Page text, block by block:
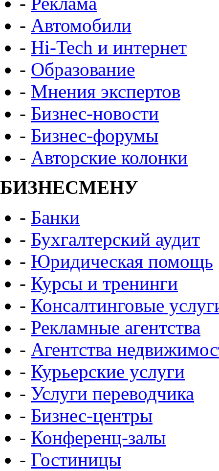
- Автомобили
- Hi-Tech и интернет
- Образование
- Мнения экспертов
- Бизнес-новости
- Бизнес-форумы
- Авторские колонки
БИЗНЕСМЕНУ
- Банки
- Бухгалтерский аудит
- Юридическая помощь
- Курсы и тренинги
- Консалтинговые
- Рекламные агентства
- Агентства
- Курьерские услуги
- Услуги переводчика
- Бизнес-центры
- Конференц-залы
- Гостиницы